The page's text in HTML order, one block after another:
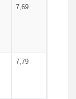
7,69
7,79